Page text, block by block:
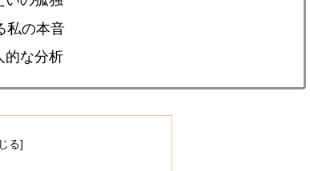
私の本音
的な分析